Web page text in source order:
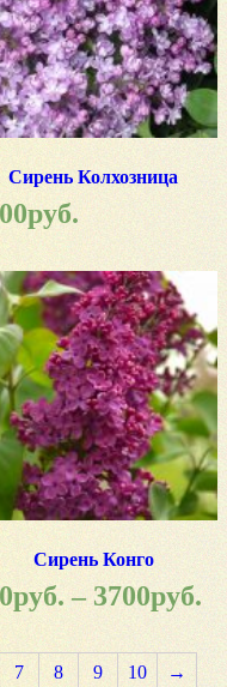
Сирень Колхозница
руб.
Сирень Конго
руб. – 3700руб.
7 8 9 10 →